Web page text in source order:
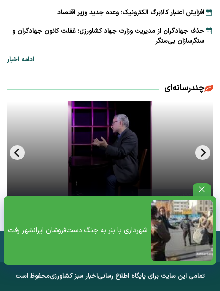
شهرداری با بنر به جنگ دست‌فروشان ایرانشهر رفت
افزایش اعتبار کالابرگ الکترونیک؛ وعده جدید وزیر اقتصاد
حذف جهادگران از مدیریت وزارت جهاد کشاورزی؛ غفلت کانون جهادگران و
سنگرسازان بی‌سنگر
ادامه اخبار
چندرسانه‌ای
فحش بالای ۱۸سال سعید لیلاز از فرط عصبانیت+ویدئو
تمامی این سایت برای پایگاه اطلاع رسانیاخبار سبز کشاورزیمحفوظ است